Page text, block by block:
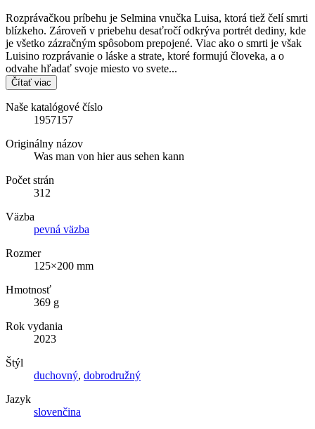
Rozprávačkou príbehu je Selmina vnučka Luisa, ktorá tiež čelí smrti
blízkeho. Zároveň v priebehu desaťročí odkrýva portrét dediny, kde
je všetko zázračným spôsobom prepojené. Viac ako o smrti je však
Luisino rozprávanie o láske a strate, ktoré formujú človeka, a o
odvahe hľadať svoje miesto vo svete...
Čítať viac
Naše katalógové číslo
1957157
Originálny názov
Was man von hier aus sehen kann
Počet strán
312
Väzba
pevná väzba
Rozmer
125×200 mm
Hmotnosť
369 g
Rok vydania
2023
Štýl
duchovný, dobrodružný
Jazyk
slovenčina